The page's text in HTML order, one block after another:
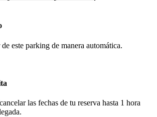
este parking de manera automática.
las fechas de tu reserva hasta 1 hora